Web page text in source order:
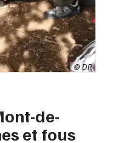
© DR
de-
et fous